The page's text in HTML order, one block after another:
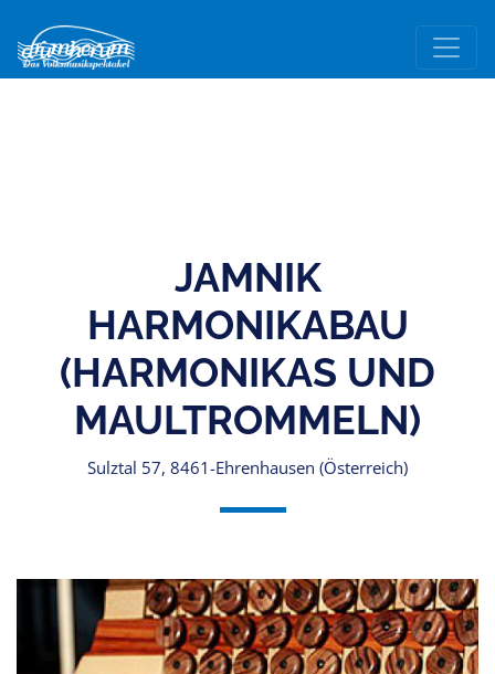
JAMNIK
HARMONIKABAU
(HARMONIKAS UND
MAULTROMMELN)
Sulztal 57, 8461-Ehrenhausen (Österreich)